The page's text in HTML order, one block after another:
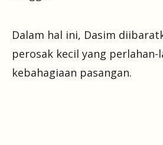
Dalam hal ini, Dasim
perosak kecil yang perlahan-
kebahagiaan pasangan.